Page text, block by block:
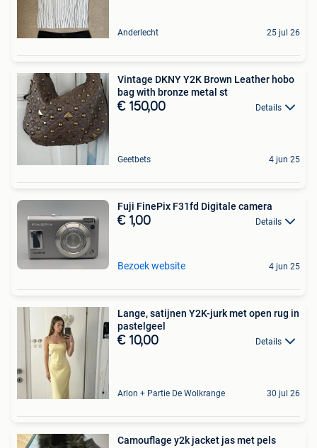
Anderlecht 25 jul 26
Vintage DKNY Y2K Brown Leather hobo
bag with bronze metal st
€ 150,00 Details
Geetbets 4 jun 25
Fuji FinePix F31fd Digitale camera
€ 1,00 Details
Bezoek website 4 jun 25
Lange, satijnen Y2K-jurk met open rug in
pastelgeel
€ 10,00 Details
Arlon + Partie De Wolkrange 30 jul 26
Camouflage y2k jacket jas met pels